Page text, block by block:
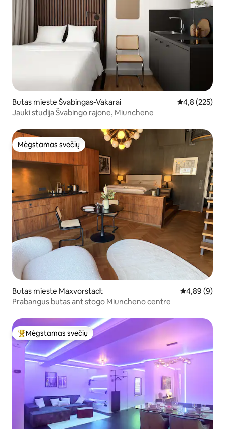
Butas mieste Švabingas-Vakarai Vidutinis
4,8 (225)
Jauki studija Švabingo rajone, Miunchene
Mėgstamas svečių
Mėgstamas svečių
Butas mieste Maxvorstadt Vidutinis
4,89 (9)
Prabangus butas ant stogo Miuncheno centre
Svečių mėgstamiausias
Mėgstamas svečių